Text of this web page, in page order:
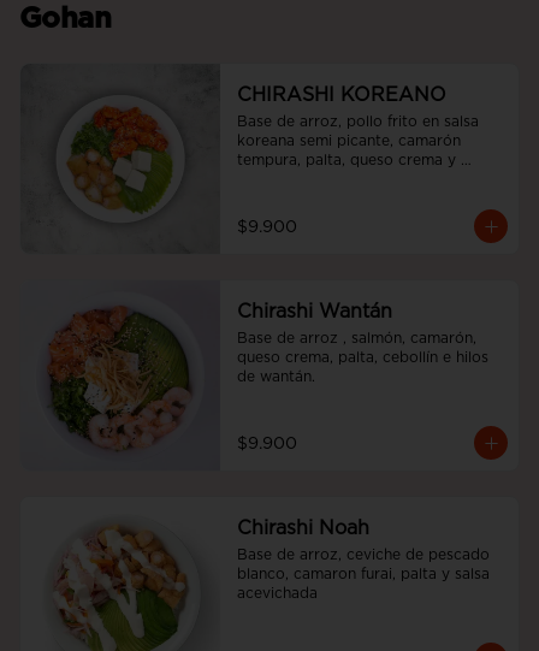
Gohan
CHIRASHI KOREANO
Base de arroz, pollo frito en salsa
koreana semi picante, camarón
tempura, palta, queso crema y
$9.900
Chirashi Wantán
Base de arroz , salmón, camarón,
queso crema, palta, cebollín e hilos
de wantán.
$9.900
Chirashi Noah
Base de arroz, ceviche de pescado
blanco, camaron furai, palta y salsa
acevichada